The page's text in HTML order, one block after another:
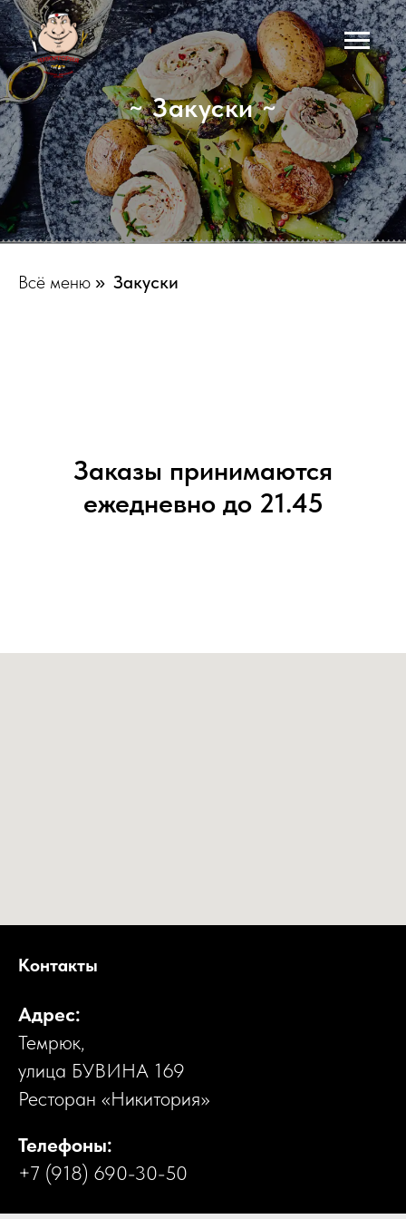
~ Закуски ~
Всё меню » Закуски
Заказы принимаются
ежедневно до 21.45
Контакты
Адрес:
Темрюк,
улица БУВИНА 169
Ресторан «Никитория»
Телефоны:
+7 (918) 690-30-50